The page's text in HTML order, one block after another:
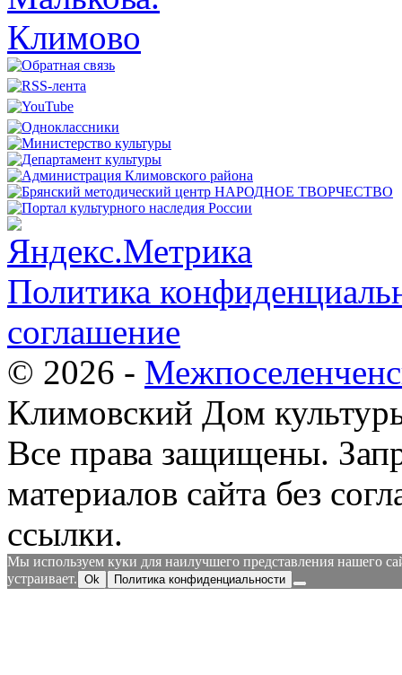
Политика
соглашение
© 2026 -
Климовский Дом
Все права защищены.
материалов сайта без
ссылки.
Мы используем куки для наилучшего представления нашего
устраивает. Ok Политика конфиденциальности